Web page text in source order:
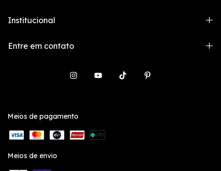
Institucional
Entre em contato
Meios de pagamento
Meios de envio